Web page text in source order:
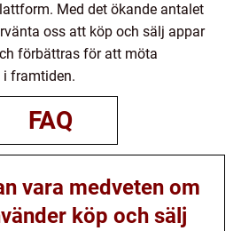
Med det ökande antalet
oss att köp och sälj appar
förbättras för att möta
i framtiden.
FAQ
vara medveten om
köp och sälj